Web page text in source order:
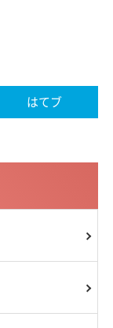
はてブ